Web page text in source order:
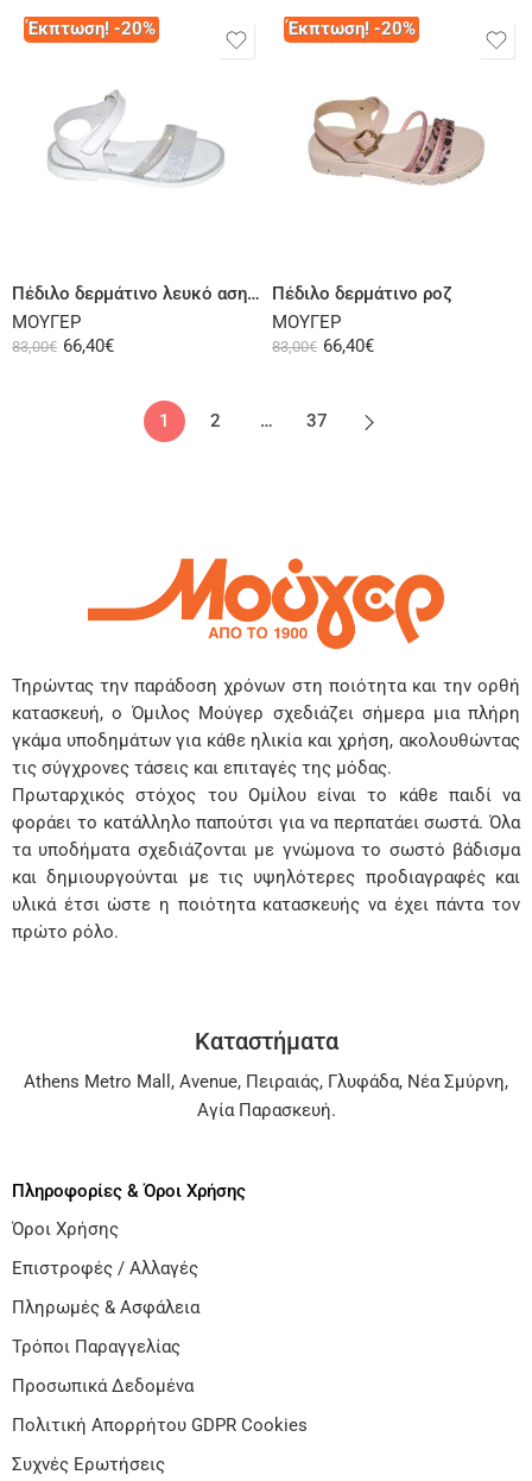
Έκπτωση! -20%
Πέδιλο δερμάτινο λευκό ασημί
ΜΟΥΓΕΡ
83,00€ 66,40€
Έκπτωση! -20%
Πέδιλο δερμάτινο ροζ
ΜΟΥΓΕΡ
83,00€ 66,40€
1 2 … 37
Τηρώντας την παράδοση χρόνων στη ποιότητα και την ορθή
κατασκευή, ο Όμιλος Μούγερ σχεδιάζει σήμερα μια πλήρη
γκάμα υποδημάτων για κάθε ηλικία και χρήση, ακολουθώντας
τις σύγχρονες τάσεις και επιταγές της μόδας.
Πρωταρχικός στόχος του Ομίλου είναι το κάθε παιδί να
φοράει το κατάλληλο παπούτσι για να περπατάει σωστά. Όλα
τα υποδήματα σχεδιάζονται με γνώμονα το σωστό βάδισμα
και δημιουργούνται με τις υψηλότερες προδιαγραφές και
υλικά έτσι ώστε η ποιότητα κατασκευής να έχει πάντα τον
πρώτο ρόλο.
Καταστήματα
Athens Metro Mall , Avenue, Πειραιάς, Γλυφάδα, Νέα Σμύρνη,
Αγία Παρασκευή.
Πληροφορίες & Όροι Χρήσης
Όροι Χρήσης
Επιστροφές / Αλλαγές
Πληρωμές & Ασφάλεια
Τρόποι Παραγγελίας
Προσωπικά Δεδομένα
Πολιτική Απορρήτου GDPR Cookies
Συχνές Ερωτήσεις